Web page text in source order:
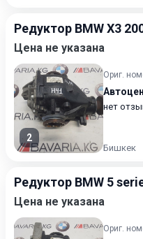
Редуктор BMW X3
Цена не указана
2
Ориг.
нет
Бишкек
Редуктор BMW 5
Цена не указана
Ориг.